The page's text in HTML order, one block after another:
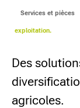
Services et pièces
exploitation.
Des
agricoles.